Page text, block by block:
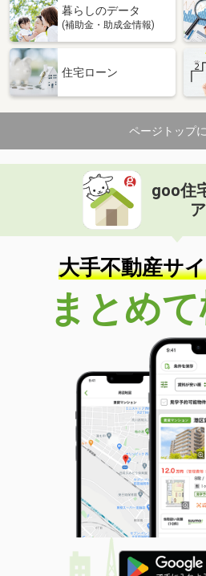
暮らしのデータ
(補助金・助成金情報)
住宅ローン
ページトップ
goo住
大手不動産サ
まとめて